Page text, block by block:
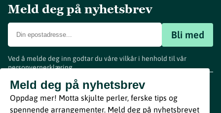
Meld deg på nyhetsbrev
Bli med
Ved å melde deg inn godtar du våre vilkår i henhold til vår
personvernerklæring.
Meld deg på nyhetsbrev
Oppdag mer! Motta skjulte perler, ferske tips og
spennende arrangementer. Meld deg på nyhetsbrevet
www.visitvestfold.com
Turistinformasjon
Vestfold Fylkeskommune